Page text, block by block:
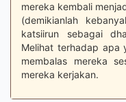
mereka kembali
(demikianlah
katsiirun sebagai
Melihat terhadap apa
membalas mereka
mereka kerjakan.